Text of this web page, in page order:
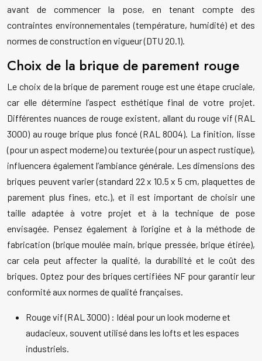
avant de commencer la pose, en tenant compte des
contraintes environnementales (température, humidité) et des
normes de construction en vigueur (DTU 20.1).
Choix de la brique de parement rouge
Le choix de la brique de parement rouge est une étape cruciale,
car elle détermine l’aspect esthétique final de votre projet.
Différentes nuances de rouge existent, allant du rouge vif (RAL
3000) au rouge brique plus foncé (RAL 8004). La finition, lisse
(pour un aspect moderne) ou texturée (pour un aspect rustique),
influencera également l’ambiance générale. Les dimensions des
briques peuvent varier (standard 22 x 10.5 x 5 cm, plaquettes de
parement plus fines, etc.), et il est important de choisir une
taille adaptée à votre projet et à la technique de pose
envisagée. Pensez également à l’origine et à la méthode de
fabrication (brique moulée main, brique pressée, brique étirée),
car cela peut affecter la qualité, la durabilité et le coût des
briques. Optez pour des briques certifiées NF pour garantir leur
conformité aux normes de qualité françaises.
Rouge vif (RAL 3000) : Idéal pour un look moderne et
audacieux, souvent utilisé dans les lofts et les espaces
industriels.